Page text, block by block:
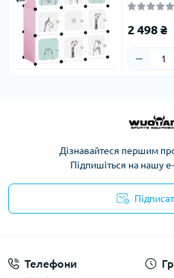
2 498 ₴
Дізнавайтеся першим
Підпишіться на нашу
Телефони